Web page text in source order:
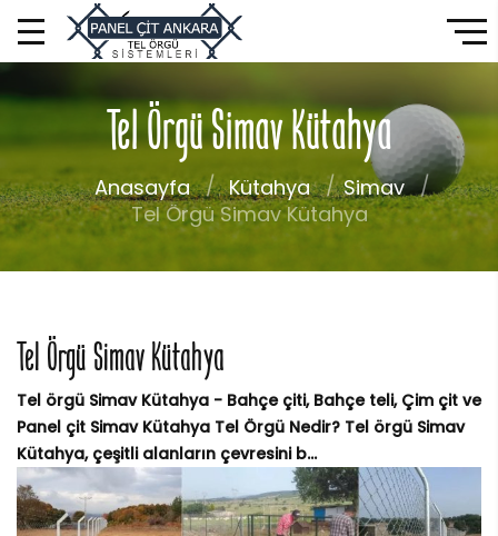
Tel Örgü Simav Kütahya
Anasayfa Kütahya
Simav
Tel Örgü Simav Kütahya
Tel Örgü Simav Kütahya
Tel örgü Simav Kütahya - Bahçe çiti, Bahçe teli, Çim çit ve
Panel çit Simav Kütahya Tel Örgü Nedir? Tel örgü Simav
Kütahya, çeşitli alanların çevresini b...